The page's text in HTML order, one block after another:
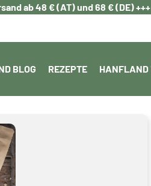
ab 48 € (AT) und 68 € (DE) +++
BLOG REZEPTE HANFLAND